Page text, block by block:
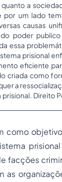
a
por um lado
causas
poder
essa
prisional
eficiente
criada como
a
prisional. Direito
como
facções
as